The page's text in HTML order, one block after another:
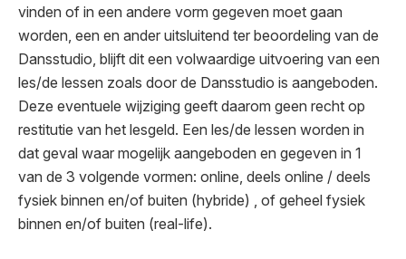
vinden of in een andere vorm gegeven moet gaan
worden, een en ander uitsluitend ter beoordeling van de
Dansstudio, blijft dit een volwaardige uitvoering van een
les/de lessen zoals door de Dansstudio is aangeboden.
Deze eventuele wijziging geeft daarom geen recht op
restitutie van het lesgeld. Een les/de lessen worden in
dat geval waar mogelijk aangeboden en gegeven in 1
van de 3 volgende vormen: online, deels online / deels
fysiek binnen en/of buiten (hybride) , of geheel fysiek
binnen en/of buiten (real-life).